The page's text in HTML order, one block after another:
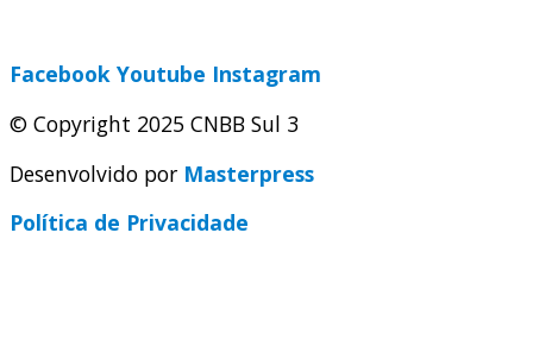
Facebook Youtube Instagram
© Copyright 2025 CNBB Sul 3
Desenvolvido por Masterpress
Política de Privacidade